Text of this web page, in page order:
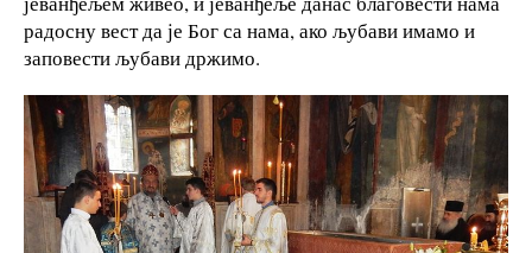
радосну вест да је Бог са нама, ако љубави имамо и
заповести љубави држимо.